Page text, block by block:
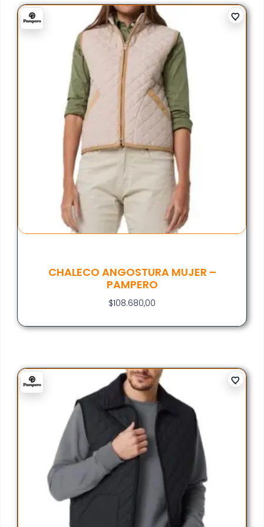
CHALECO ANGOSTURA MUJER –
PAMPERO
$108.680,00